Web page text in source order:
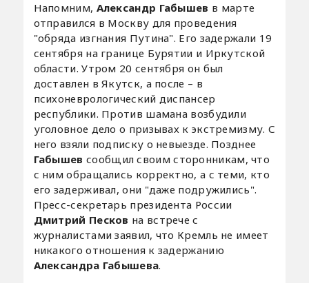
Напомним, Александр Габышев в марте
отправился в Москву для проведения
"обряда изгнания Путина". Его задержали 19
сентября на границе Бурятии и Иркутской
области. Утром 20 сентября он был
доставлен в Якутск, а после – в
психоневрологический диспансер
республики. Против шамана возбудили
уголовное дело о призывах к экстремизму. С
него взяли подписку о невыезде. Позднее
Габышев сообщил своим сторонникам, что
с ним обращались корректно, а с теми, кто
его задерживал, они "даже подружились".
Пресс-секретарь президента России
Дмитрий Песков на встрече с
журналистами заявил, что Кремль не имеет
никакого отношения к задержанию
Александра Габышева.